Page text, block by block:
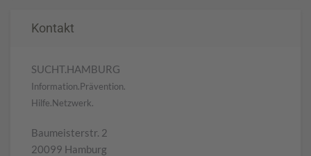
Kontakt
SUCHT.HAMBURG
Information.Prävention.
Hilfe.Netzwerk.
Baumeisterstr. 2
20099 Hamburg